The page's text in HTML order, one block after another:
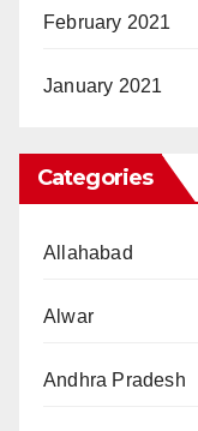
February 2021
January 2021
Categories
Allahabad
Alwar
Andhra Pradesh